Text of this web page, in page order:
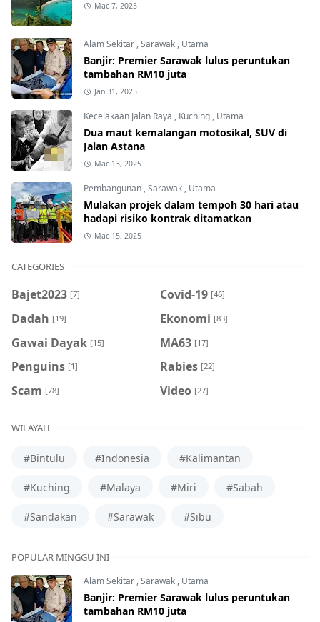
Mac 7, 2025
Alam Sekitar ,Sarawak , Utama
Banjir: Premier Sarawak lulus peruntukan
tambahan RM10 juta
Jan 31, 2025
Kecelakaan Jalan Raya , Kuching , Utama
Dua maut kemalangan motosikal, SUV di
Jalan Astana
Mac 13, 2025
Pembangunan ,Sarawak , Utama
Mulakan projek dalam tempoh 30 hari atau
hadapi risiko kontrak ditamatkan
Mac 15, 2025
CATEGORIES
Bajet2023 [7] Covid-19 [46]
Dadah [19] Ekonomi [83]
Gawai Dayak [15] MA63 [17]
Penguins [1] Rabies [22]
Scam [78] Video [27]
WILAYAH
#Bintulu #Indonesia #Kalimantan
#Kuching #Malaya #Miri #Sabah
#Sandakan #Sarawak #Sibu
POPULAR MINGGU INI
Alam Sekitar ,Sarawak , Utama
Banjir: Premier Sarawak lulus peruntukan
tambahan RM10 juta